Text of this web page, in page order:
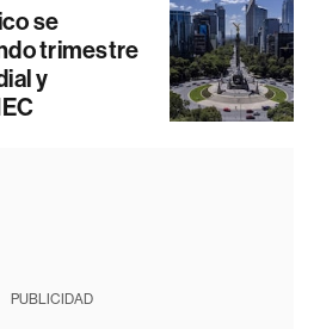
se
trimestre
y
PUBLICIDAD